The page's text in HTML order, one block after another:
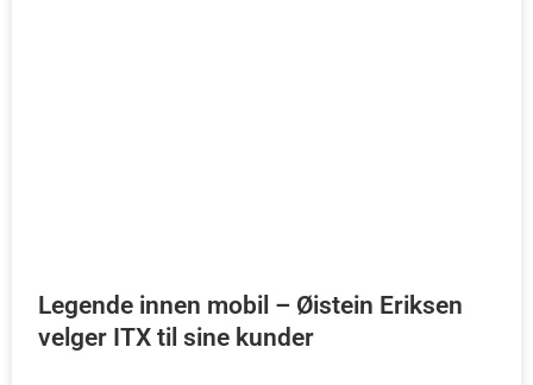
Legende innen mobil – Øistein Eriksen
velger ITX til sine kunder